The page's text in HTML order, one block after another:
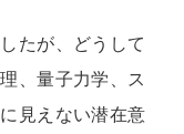
たが、どうして
、量子力学、ス
見えない潜在意